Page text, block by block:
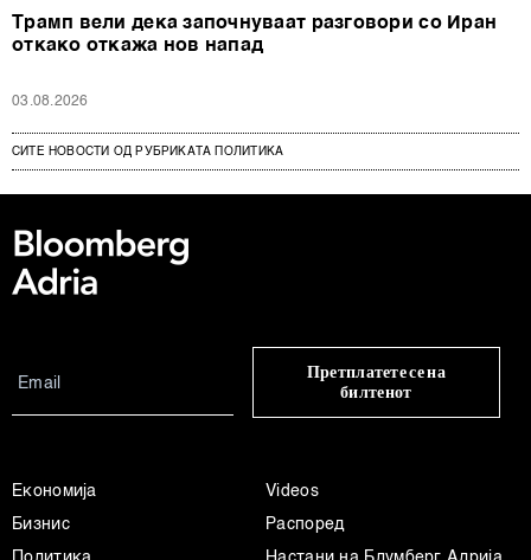
Трамп вели дека започнуваат разговори со Иран
откако откажа нов напад
03.08.2026
СИТЕ НОВОСТИ ОД РУБРИКАТА ПОЛИТИКА
Претплатете се на
билтенот
Економија
Бизнис
Videos
Распоред